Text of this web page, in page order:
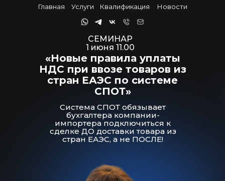
Главная Услуги Квалификация Новости
«Новые правила уплаты
НДС при ввозе товаров из
стран ЕАЭС по системе
СПОТ»
СЕМИНАР
1 июня 11.00
Система СПОТ обязывает
бухгалтера компании-
импортера подключиться к
сделке ДО доставки товара из
стран ЕАЭС, а не ПОСЛЕ!